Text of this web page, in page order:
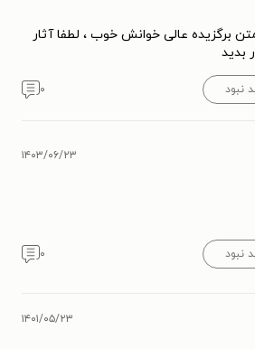
برگزیده عالی خوانش خوب ، لطفا آثار
بدید
نبود ۰
۱۴۰۳/۰۶/۲۳
نبود ۰
۱۴۰۱/۰۵/۲۳